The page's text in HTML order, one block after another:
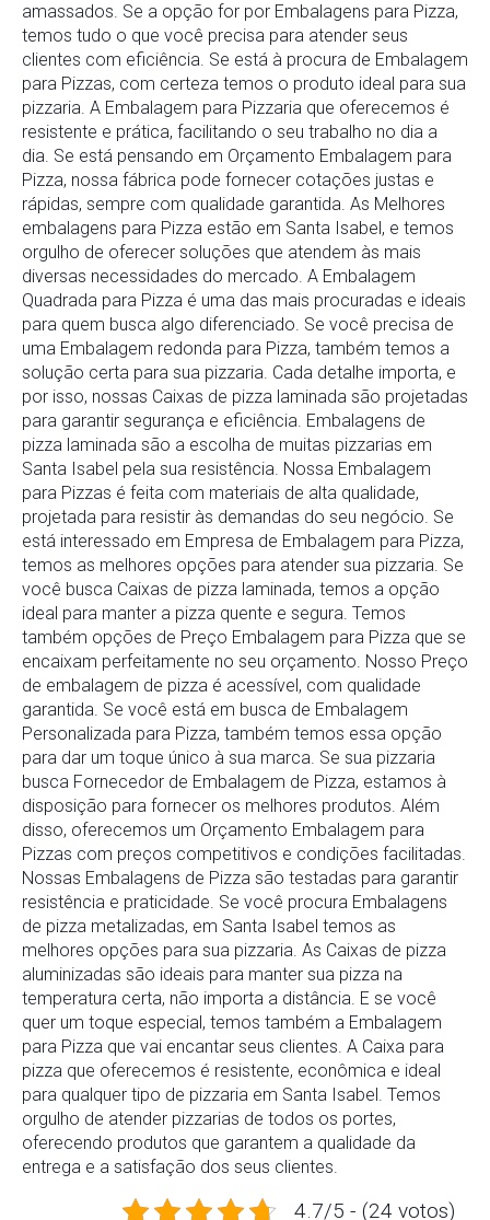
amassados. Se a opção for por Embalagens para Pizza,
temos tudo o que você precisa para atender seus
clientes com eficiência. Se está à procura de Embalagem
para Pizzas, com certeza temos o produto ideal para sua
pizzaria. A Embalagem para Pizzaria que oferecemos é
resistente e prática, facilitando o seu trabalho no dia a
dia. Se está pensando em Orçamento Embalagem para
Pizza, nossa fábrica pode fornecer cotações justas e
rápidas, sempre com qualidade garantida. As Melhores
embalagens para Pizza estão em Santa Isabel, e temos
orgulho de oferecer soluções que atendem às mais
diversas necessidades do mercado. A Embalagem
Quadrada para Pizza é uma das mais procuradas e ideais
para quem busca algo diferenciado. Se você precisa de
uma Embalagem redonda para Pizza, também temos a
solução certa para sua pizzaria. Cada detalhe importa, e
por isso, nossas Caixas de pizza laminada são projetadas
para garantir segurança e eficiência. Embalagens de
pizza laminada são a escolha de muitas pizzarias em
Santa Isabel pela sua resistência. Nossa Embalagem
para Pizzas é feita com materiais de alta qualidade,
projetada para resistir às demandas do seu negócio. Se
está interessado em Empresa de Embalagem para Pizza,
temos as melhores opções para atender sua pizzaria. Se
você busca Caixas de pizza laminada, temos a opção
ideal para manter a pizza quente e segura. Temos
também opções de Preço Embalagem para Pizza que se
encaixam perfeitamente no seu orçamento. Nosso Preço
de embalagem de pizza é acessível, com qualidade
garantida. Se você está em busca de Embalagem
Personalizada para Pizza, também temos essa opção
para dar um toque único à sua marca. Se sua pizzaria
busca Fornecedor de Embalagem de Pizza, estamos à
disposição para fornecer os melhores produtos. Além
disso, oferecemos um Orçamento Embalagem para
Pizzas com preços competitivos e condições facilitadas.
Nossas Embalagens de Pizza são testadas para garantir
resistência e praticidade. Se você procura Embalagens
de pizza metalizadas, em Santa Isabel temos as
melhores opções para sua pizzaria. As Caixas de pizza
aluminizadas são ideais para manter sua pizza na
temperatura certa, não importa a distância. E se você
quer um toque especial, temos também a Embalagem
para Pizza que vai encantar seus clientes. A Caixa para
pizza que oferecemos é resistente, econômica e ideal
para qualquer tipo de pizzaria em Santa Isabel. Temos
orgulho de atender pizzarias de todos os portes,
oferecendo produtos que garantem a qualidade da
entrega e a satisfação dos seus clientes.
4.7/5 - (24 votos)